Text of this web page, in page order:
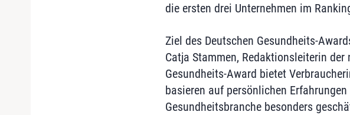
die ersten drei Unternehmen im
Ziel des Deutschen Gesundheits-
Catja Stammen, Redaktionsleiterin
Gesundheits-Award bietet
basieren auf persönlichen
Gesundheitsbranche besonders